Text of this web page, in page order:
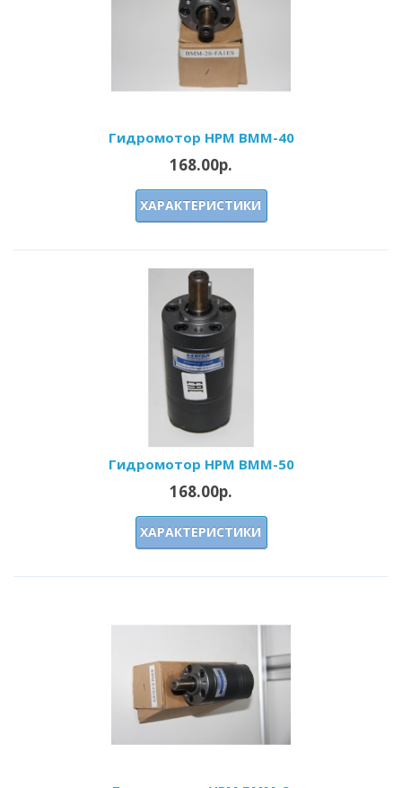
Гидромотор HPM BMM-40
168.00р.
ХАРАКТЕРИСТИКИ
Гидромотор HPM BMM-50
168.00р.
ХАРАКТЕРИСТИКИ